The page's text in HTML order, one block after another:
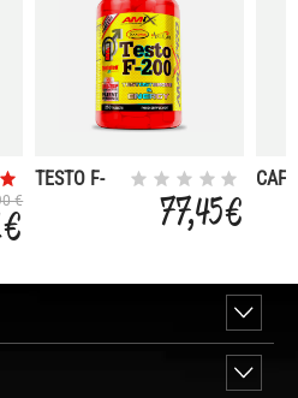
€
TESTO F-
77,45 €